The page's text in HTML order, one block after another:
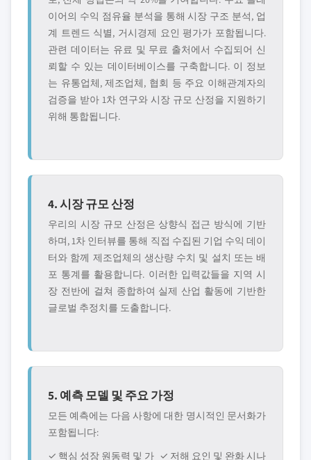
이어의 수익 점유율 분석을 통해 시장 구조 분석, 업
계 트렌드 식별, 거시경제 요인 평가가 포함됩니다.
관련 데이터는 유료 및 무료 출처에서 수집되어 신
뢰할 수 있는 데이터베이스를 구축합니다. 이 정보
는 유통업체, 제조업체, 협회 등 주요 이해관계자의
검증을 받아 1차 연구와 시장 규모 산정을 지원하기
위해 통합됩니다.
4. 시장 규모 산정
우리의 시장 규모 산정은 상향식 접근 방식에 기반
하며, 1차 인터뷰를 통해 직접 수집된 기업 수익 데이
터와 함께 제조업체의 생산량 수치 및 설치 또는 배
포 통계를 활용합니다. 이러한 입력값들을 지역 시
장 전반에 걸쳐 종합하여 실제 산업 활동에 기반한
글로벌 추정치를 도출합니다.
5. 예측 모델 및 주요 가정
모든 예측에는 다음 사항에 대한 명시적인 문서화가
포함됩니다:
✓ 핵심 성장 원동력 및 가 ✓ 저해 요인 및 완화 시나